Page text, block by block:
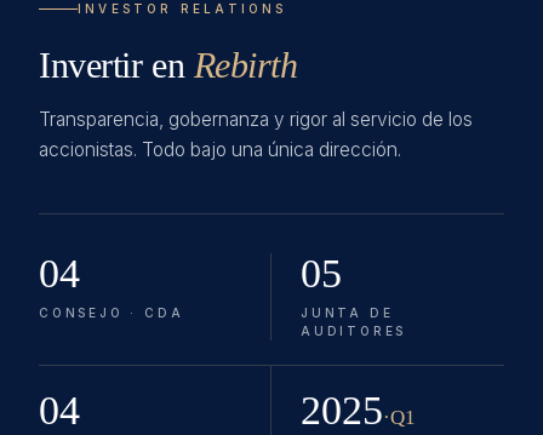
INVESTOR RELATIONS
Invertir en Rebirth
Transparencia, gobernanza y rigor al servicio de los
accionistas. Todo bajo una única dirección.
04
CONSEJO · CDA
05
JUNTA DE
AUDITORES
04 2025·Q1